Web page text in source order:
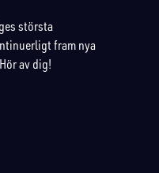
största
fram nya
av dig!